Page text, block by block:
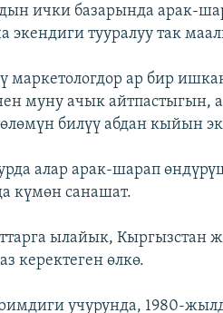
ички базарында арак-
экендиги тууралуу так
маркетологдор ар бир
муну ачык айтпастыгын,
билүү абдан кыйын
алар арак-шарап
күмөн санашат.
ылайык, Кыргызстан
керектеген өлкө.
учурунда, 1980-